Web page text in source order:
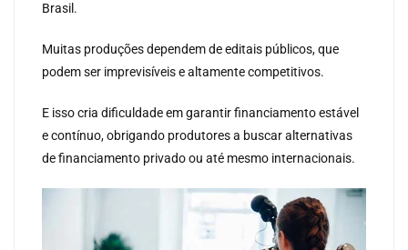
Brasil.
Muitas produções dependem de editais públicos, que
podem ser imprevisíveis e altamente competitivos.
E isso cria dificuldade em garantir financiamento estável
e contínuo, obrigando produtores a buscar alternativas
de financiamento privado ou até mesmo internacionais.